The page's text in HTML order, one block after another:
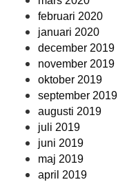
februari 2020
januari 2020
december 2019
november 2019
oktober 2019
september 2019
augusti 2019
juli 2019
juni 2019
maj 2019
april 2019